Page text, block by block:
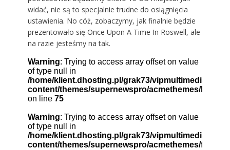
widać, nie są to specjalnie trudne do osiągnięcia
ustawienia. No cóż, zobaczymy, jak finalnie będzie
prezentowało się Once Upon A Time In Roswell, ale
na razie jesteśmy na tak.